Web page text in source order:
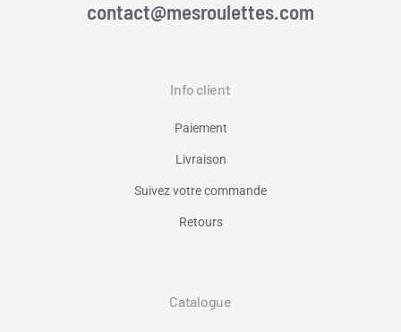
contact@mesroulettes.com
Info client
Paiement
Livraison
Suivez votre commande
Retours
Catalogue